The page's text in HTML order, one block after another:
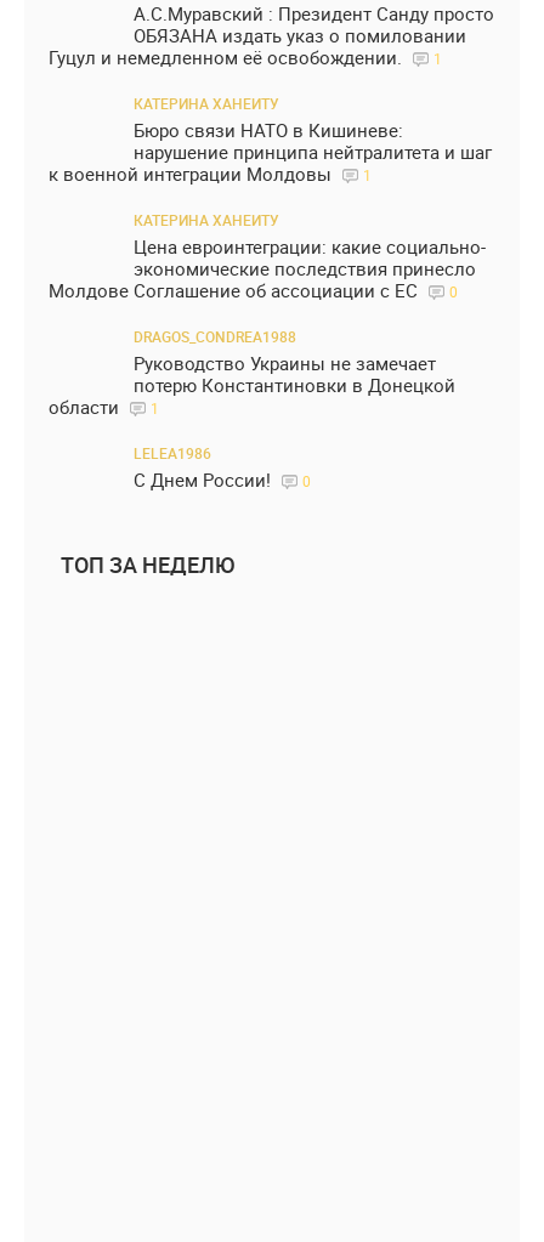
А.С.Муравский : Президент Санду просто
ОБЯЗАНА издать указ о помиловании
Гуцул и немедленном её освобождении.
1
КАТЕРИНА ХАНЕИТУ
Бюро связи НАТО в Кишиневе:
нарушение принципа нейтралитета и шаг
к военной интеграции Молдовы
1
КАТЕРИНА ХАНЕИТУ
Цена евроинтеграции: какие социально-
экономические последствия принесло
Молдове Соглашение об ассоциации с ЕС
0
DRAGOS_CONDREA1988
Руководство Украины не замечает
потерю Константиновки в Донецкой
области
1
LELEA1986
С Днем России! 0
ТОП ЗА НЕДЕЛЮ